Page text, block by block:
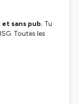
sans pub. Tu
Toutes les